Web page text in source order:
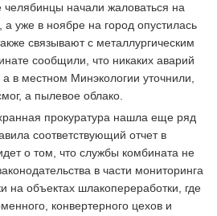
челябинцы начали жаловаться на
уже в ноябре на город опустилась
связывают с металлургическим
сообщили, что никаких аварий
в местном Минэкологии уточнили,
а пылевое облако.
прокуратура нашла еще ряд
соответствующий отчет в
о том, что службы комбината не
в части мониторинга
на объектах шлакопереработки, где
конвертерного цехов и